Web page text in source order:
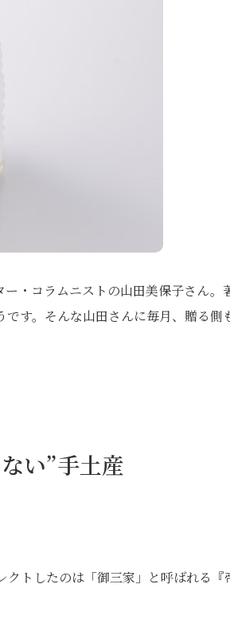
・コラムニストの山田美保子さん。
す。そんな山田さんに毎月、贈る側
い”手土産
クトしたのは「御三家」と呼ばれる『